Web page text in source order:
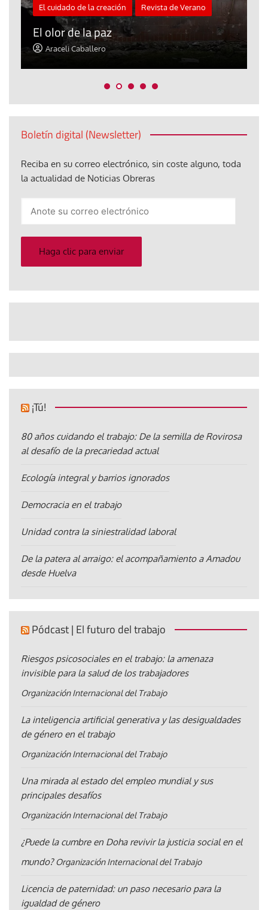
El cuidado de la creación Revista de Verano
El olor de la paz
Araceli Caballero
Boletín digital (Newsletter)
Reciba en su correo electrónico, sin coste alguno, toda
la actualidad de Noticias Obreras
electrónico
Haga clic para enviar
¡Tú!
80 años cuidando el trabajo: De la semilla de Rovirosa
al desafío de la precariedad actual
Ecología integral y barrios ignorados
Democracia en el trabajo
Unidad contra la siniestralidad laboral
De la patera al arraigo: el acompañamiento a Amadou
desde Huelva
Pódcast | El futuro del trabajo
Riesgos psicosociales en el trabajo: la amenaza
invisible para la salud de los trabajadores
Organización Internacional del Trabajo
La inteligencia artificial generativa y las desigualdades
de género en el trabajo
Organización Internacional del Trabajo
Una mirada al estado del empleo mundial y sus
principales desafíos
Organización Internacional del Trabajo
¿Puede la cumbre en Doha revivir la justicia social en el
mundo? Organización Internacional del Trabajo
Licencia de paternidad: un paso necesario para la
igualdad de género